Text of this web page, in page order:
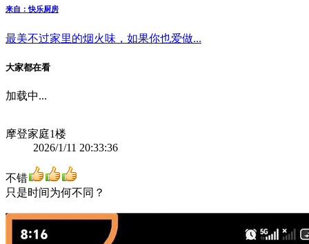
来自：快乐厨房
最美不过家里的烟火味，如果你也爱做...
大家都在看
加载中...
摩登家庭1楼
2026/1/11 20:33:36
不错
只是时间为何不同？